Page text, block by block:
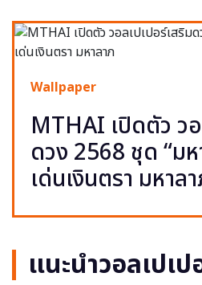
Wallpaper
MTHAI เปิดตัว ว
ดวง 2568 ชุด “ม
เด่นเงินตรา มหาล
แนะนำวอลเปเป